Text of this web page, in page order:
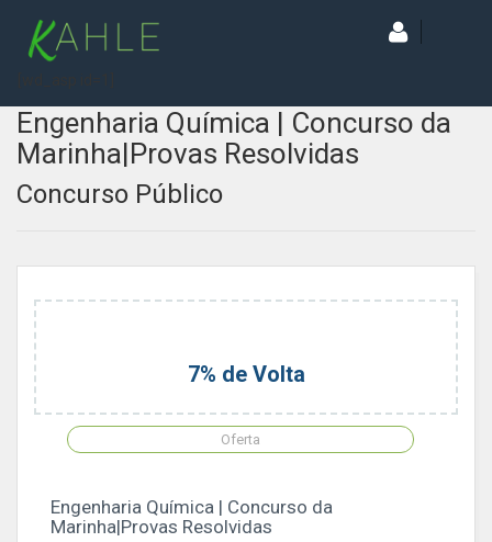
Engenharia Química | Concurso da
Marinha|Provas Resolvidas
Concurso Público
7% de Volta
Oferta
Engenharia Química | Concurso da
Marinha|Provas Resolvidas